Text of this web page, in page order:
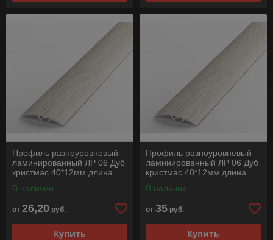
Профиль разноуровневый
ламинированный ЛР 06 Дуб
кристмас 40*12мм длина
В наличии
от 26,20 руб.
Купить
Профиль разноуровневый
ламинированный ЛР 06 Дуб
кристмас 40*12мм длина
В наличии
от 35 руб.
Купить